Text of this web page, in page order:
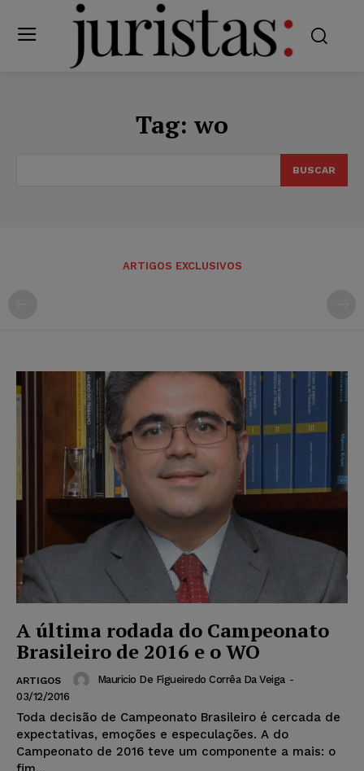
Tag: wo
BUSCAR
ARTIGOS EXCLUSIVOS
A última rodada do Campeonato
Brasileiro de 2016 e o WO
ARTIGOS Mauricio De Figueiredo Corrêa Da Veiga -
03/12/2016
Toda decisão de Campeonato Brasileiro é cercada de
expectativas, emoções e especulações. A do
Campeonato de 2016 teve um componente a mais: o